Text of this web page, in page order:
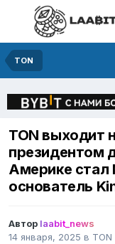
TON
TON выходит
президентом
Америке
основатель
Автор laabit_news
14 января, 2025 в TON